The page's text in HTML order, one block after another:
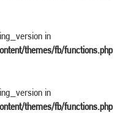
in
themes/fb/functions.php
in
themes/fb/functions.php